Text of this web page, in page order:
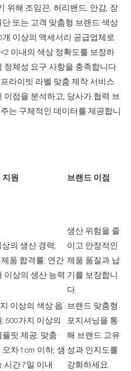
위해 조임끈, 허리밴드, 안감, 장
또는 고객 맞춤형 브랜드 색상
이상의 액세서리 공급업체로
이내의 색상 정확도를 보장하
정체성 요구 사항을 충족합니다.
라이빗 라벨 맞춤 제작 서비스
이점을 분석하고, 당사가 협력 브
는 구체적인 데이터를 제공합니
지원 브랜드 이점
상의 생산 경력;
품 합격률; 연간
이상의 생산 능력
생산 위험을 줄
이고 안정적인
제품 품질과 납
기를 보장합니
다.
이상의 색상 옵
500가지 이상의
플릿 제공; 맞춤
차 1cm 이하; 샘
시간 7일 이내
브랜드 맞춤형
포지셔닝을 통
해 브랜드 고유
성과 인지도를
강화하세요.